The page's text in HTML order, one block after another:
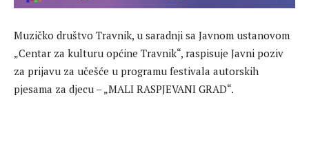
Muzičko društvo Travnik, u saradnji sa Javnom ustanovom
„Centar za kulturu općine Travnik“, raspisuje Javni poziv
za prijavu za učešće u programu festivala autorskih
pjesama za djecu – „MALI RASPJEVANI GRAD“.